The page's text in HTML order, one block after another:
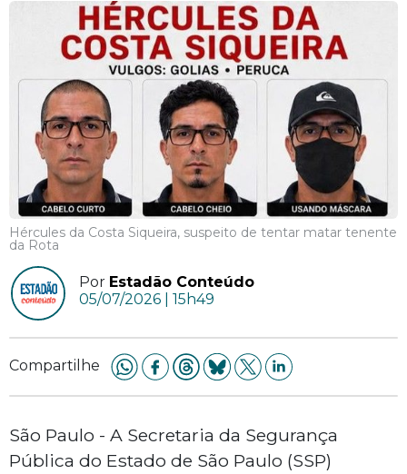
Hércules da Costa Siqueira, suspeito de tentar matar tenente
da Rota
Por Estadão Conteúdo
05/07/2026 | 15h49
Compartilhe
São Paulo - A Secretaria da Segurança
Pública do Estado de São Paulo (SSP)